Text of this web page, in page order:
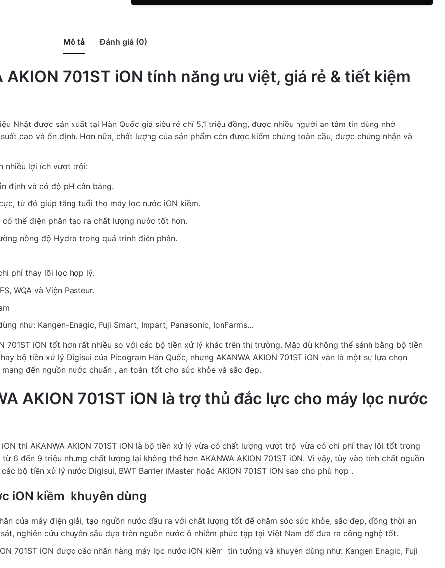
giá
điện
giải
Mô tả Đánh giá (0)
701ST iON tính năng ưu việt, giá rẻ & tiết kiệm
Nhật được sản xuất tại Hàn Quốc giá siêu rẻ chỉ 5,1 triệu đồng, được nhiều người an tâm tin dùng nhờ
cao và ổn định. Hơn nữa, chất lượng của sản phẩm còn được kiểm chứng toàn cầu, được chứng nhận và
nhiều lợi ích vượt trội:
định và có độ pH cân bằng.
từ đó giúp tăng tuổi thọ máy lọc nước iON kiềm.
thể điện phân tạo ra chất lượng nước tốt hơn.
nồng độ Hydro trong quá trình điện phân.
phí thay lõi lọc hợp lý.
WQA và Viện Pasteur.
như: Kangen-Enagic, Fuji Smart, Impart, Panasonic, IonFarms…
701ST iON tốt hơn rất nhiều so với các bộ tiền xử lý khác trên thị trường. Mặc dù không thể sánh bằng bộ tiền
bộ tiền xử lý Digisui của Picogram Hàn Quốc, nhưng AKANWA AKION 701ST iON vẫn là một sự lựa chọn
đến nguồn nước chuẩn , an toàn, tốt cho sức khỏe và sắc đẹp.
AKION 701ST iON là trợ thủ đắc lực cho máy lọc nước
thì AKANWA AKION 701ST iON là bộ tiền xử lý vừa có chất lượng vượt trội vừa có chi phí thay lõi tốt trong
6 đến 9 triệu nhưng chất lượng lại không thể hơn AKANWA AKION 701ST iON. Vì vậy, tùy vào tính chất nguồn
bộ tiền xử lý nước Digisui, BWT Barrier iMaster hoặc AKION 701ST iON sao cho phù hợp .
iON kiềm khuyên dùng
của máy điện giải, tạo nguồn nước đầu ra với chất lượng tốt để chăm sóc sức khỏe, sắc đẹp, đồng thời an
nghiên cứu chuyên sâu dựa trên nguồn nước ô nhiễm phức tạp tại Việt Nam để đưa ra công nghệ tốt.
701ST iON được các nhãn hàng máy lọc nước iON kiềm tin tưởng và khuyên dùng như: Kangen Enagic, Fuji
There are no reviews yet.
tiền xử lý nước AKANWA AKION 701ST iON giá rẻ cho máy điện giải ion kiềm
a Review
Bộ tiền xử lý nước A...
address
backup